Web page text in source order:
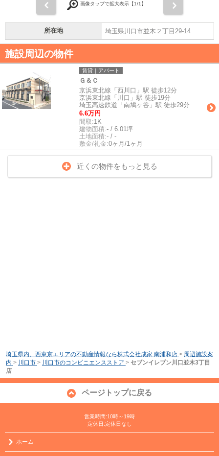
画像タップで拡大表示【1/1】
所在地 埼玉県川口市並木２丁目29-14
施設周辺の物件
賃貸｜アパート
Ｇ＆Ｃ
京浜東北線「西川口」駅 徒歩12分
京浜東北線「川口」駅 徒歩19分
埼玉高速鉄道「南鳩ヶ谷」駅 徒歩29分
6.6万円
間取:1K
建物面積:- / 6.01坪
土地面積:- / -
敷金/礼金:0ヶ月/1ヶ月
近くの物件をもっと見る
埼玉県内、西東京エリアの不動産情報なら株式会社成家 南浦和店 > 周辺施設案
内 > 川口市 > 川口市のコンビニエンスストア > セブンイレブン川口並木3丁目
店
ページトップに戻る
営業時間:10時～19時
定休日:定休日なし
ホーム